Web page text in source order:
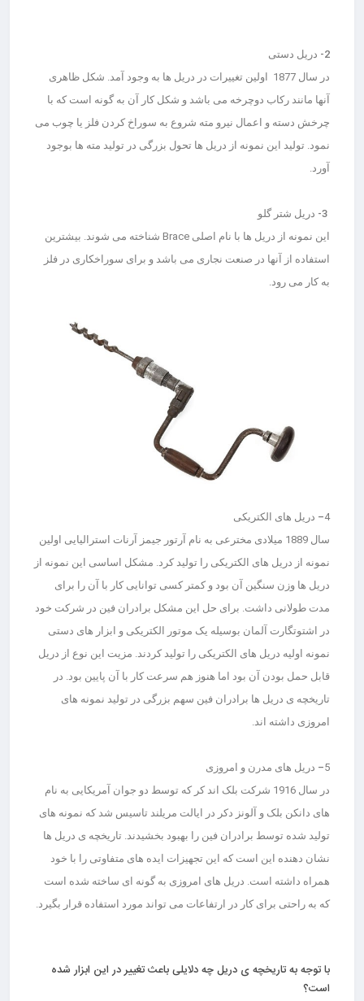
2- دریل دستی
در سال 1877 اولین تغییرات در دریل ها به وجود آمد. شکل ظاهری
آنها مانند رکاب دوچرخه می باشد و شکل کار آن به گونه است که با
چرخش دسته و اعمال نیرو مته شروع به سوراخ کردن فلز یا چوب می
نمود. تولید این نمونه از دریل ها تحول بزرگی در تولید مته ها بوجود
آورد.
این نمونه از دریل ها با نام اصلی Brace شناخته می شوند. بیشترین
استفاده از آنها در صنعت نجاری می باشد و برای سوراخکاری در فلز
به کار می رود.
4– دریل های الکتریکی
سال 1889 میلادی مخترعی به نام آرتور جیمز آرنات استرالیایی اولین
نمونه از دریل های الکتریکی را تولید کرد. مشکل اساسی این نمونه از
دریل ها وزن سنگین آن بود و کمتر کسی توانایی کار با آن را برای
مدت طولانی داشت. برای حل این مشکل برادران فین در شرکت خود
در اشتوتگارت آلمان بوسیله یک موتور الکتریکی و ابزار های دستی
نمونه اولیه دریل های الکتریکی را تولید کردند. مزیت این نوع از دریل
قابل حمل بودن آن بود اما هنوز هم سرعت کار با آن پایین بود. در
تاریخچه ی دریل ها برادران فین سهم بزرگی در تولید نمونه های
امروزی داشته اند.
5– دریل های مدرن و امروزی
در سال 1916 شرکت بلک اند کر که توسط دو جوان آمریکایی به نام
های دانکن بلک و آلونز دکر در ایالت مریلند تاسیس شد که نمونه های
تولید شده توسط برادران فین را بهبود بخشیدند. تاریخچه ی دریل ها
نشان دهنده این است که این تجهیزات ایده های متفاوتی را با خود
همراه داشته است. دریل های امروزی به گونه ای ساخته شده است
که به راحتی برای کار در ارتفاعات می تواند مورد استفاده قرار بگیرد.
با توجه به تاریخچه ی دریل چه دلایلی باعث تغییر در این ابزار شده
است؟